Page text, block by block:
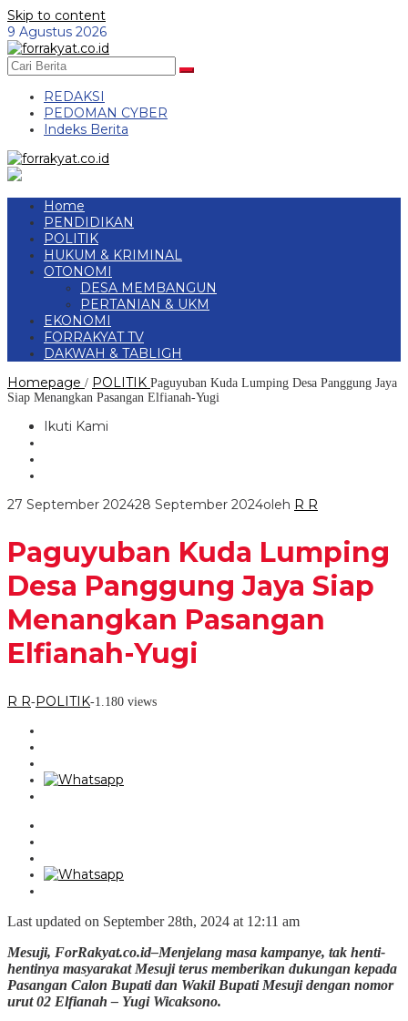
Skip to content
9 Agustus 2026
REDAKSI
PEDOMAN CYBER
Indeks Berita
Home
PENDIDIKAN
POLITIK
HUKUM & KRIMINAL
OTONOMI
DESA MEMBANGUN
PERTANIAN & UKM
EKONOMI
FORRAKYAT TV
DAKWAH & TABLIGH
Homepage / POLITIK Paguyuban Kuda Lumping Desa Panggung Jaya
Siap Menangkan Pasangan Elfianah-Yugi
Ikuti Kami
27 September 202428 September 2024oleh R R
Paguyuban Kuda Lumping
Desa Panggung Jaya Siap
Menangkan Pasangan
Elfianah-Yugi
R R-POLITIK-1.180 views
Last updated on September 28th, 2024 at 12:11 am
Mesuji, ForRakyat.co.id–Menjelang masa kampanye, tak henti-
hentinya masyarakat Mesuji terus memberikan dukungan kepada
Pasangan Calon Bupati dan Wakil Bupati Mesuji dengan nomor
urut 02 Elfianah – Yugi Wicaksono.